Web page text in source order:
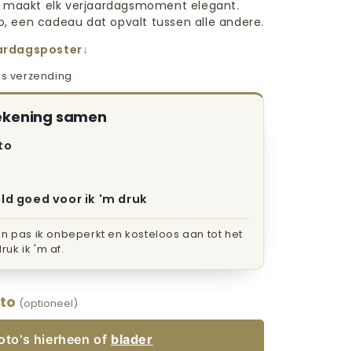
elk verjaardagsmoment elegant.
een cadeau dat opvalt tussen alle andere.
verzending
samen
goed voor ik 'm druk
pas ik onbeperkt en kosteloos aan tot het
ik 'm af.
(optioneel)
hierheen of blader